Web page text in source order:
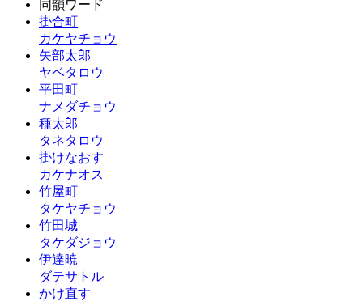
同韻ワード
掛合町
カケヤチョウ
矢部太郎
ヤベタロウ
平田町
ナメダチョウ
種太郎
タネタロウ
掛けなおす
カケナオス
竹屋町
タケヤチョウ
竹田城
タケダジョウ
伊達暁
ダテサトル
かけ直す